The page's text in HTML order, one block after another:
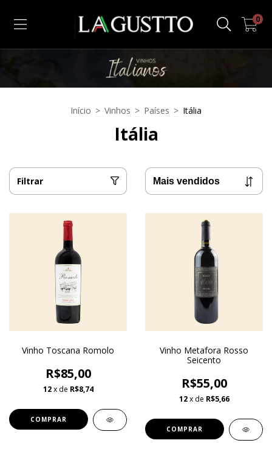
0
Início > Vinhos > Países > Itália
Itália
Filtrar
Vinho Toscana Romolo
R$85,00
12 x de R$8,74
Vinho Metafora Rosso
Seicento
R$55,00
12 x de R$5,66